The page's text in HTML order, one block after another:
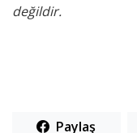
değildir.
Paylaş